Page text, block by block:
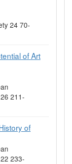
24 70-
of Art
211-
of
233-